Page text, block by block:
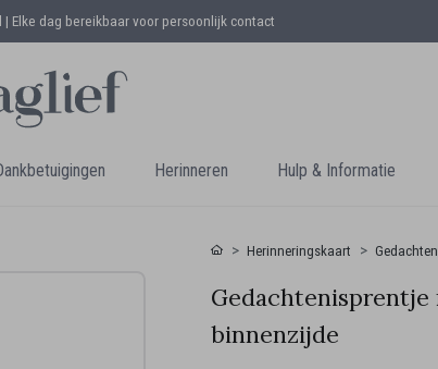
| Elke dag bereikbaar voor persoonlijk contact
Herinneren Hulp & Informatie
Herinneringskaart
binnenzijde